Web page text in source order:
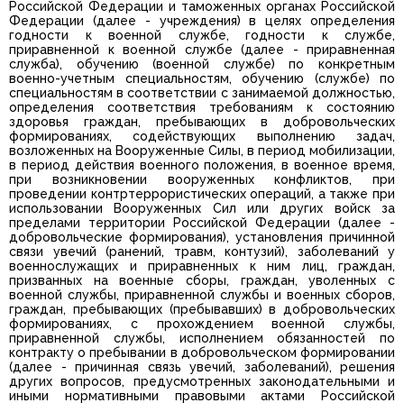
Российской Федерации и таможенных органах Российской
Федерации (далее - учреждения) в целях определения
годности к военной службе, годности к службе,
приравненной к военной службе (далее - приравненная
служба), обучению (военной службе) по конкретным
военно-учетным специальностям, обучению (службе) по
специальностям в соответствии с занимаемой должностью,
определения соответствия требованиям к состоянию
здоровья граждан, пребывающих в добровольческих
формированиях, содействующих выполнению задач,
возложенных на Вооруженные Силы, в период мобилизации,
в период действия военного положения, в военное время,
при возникновении вооруженных конфликтов, при
проведении контртеррористических операций, а также при
использовании Вооруженных Сил или других войск за
пределами территории Российской Федерации (далее -
добровольческие формирования), установления причинной
связи увечий (ранений, травм, контузий), заболеваний у
военнослужащих и приравненных к ним лиц, граждан,
призванных на военные сборы, граждан, уволенных с
военной службы, приравненной службы и военных сборов,
граждан, пребывающих (пребывавших) в добровольческих
формированиях, с прохождением военной службы,
приравненной службы, исполнением обязанностей по
контракту о пребывании в добровольческом формировании
(далее - причинная связь увечий, заболеваний), решения
других вопросов, предусмотренных законодательными и
иными нормативными правовыми актами Российской